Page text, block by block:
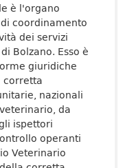
è l'organo
coordinamento
dei servizi
Bolzano. Esso è
giuridiche
corretta
nazionali
da
ispettori
operanti
Veterinario